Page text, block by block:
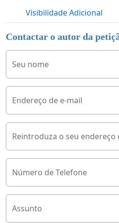
Visibilidade Adicional
Contactar o autor da
Seu nome
Endereço de e-mail
Reintroduza o seu endereço
Número de Telefone
Assunto